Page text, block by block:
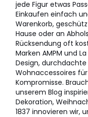
jede Figur etwas
Einkaufen einfach
Warenkorb,
Hause oder an
Rücksendung oft
Marken AMPM und
Design,
Wohnaccessoires
Kompromisse.
unserem Blog
Dekoration,
1837 innovieren wir,